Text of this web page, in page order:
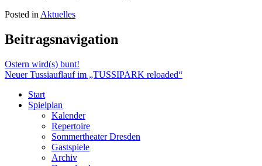
Posted in Aktuelles
Beitragsnavigation
Ostern wird(s) bunt!
Neuer Tussiauflauf im „TUSSIPARK reloaded“
Start
Spielplan
Kalender
Repertoire
Sommertheater Dresden
Gastspiele
Archiv